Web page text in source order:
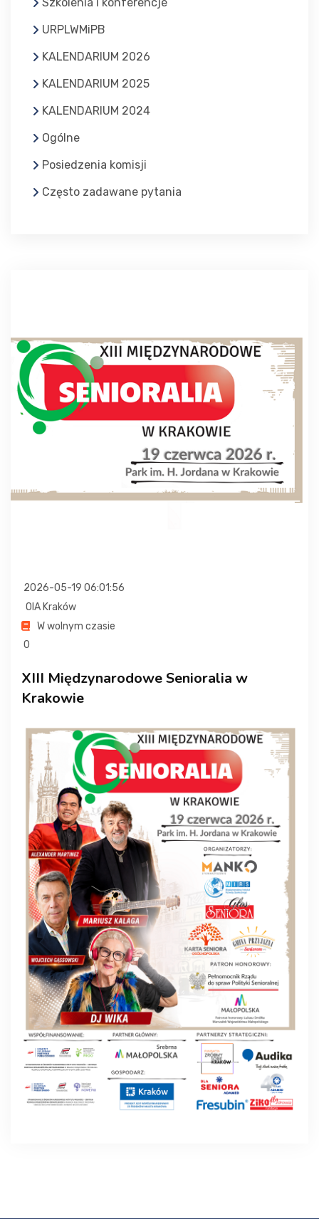
URPLWMiPB
KALENDARIUM 2026
KALENDARIUM 2025
KALENDARIUM 2024
Ogólne
Posiedzenia komisji
Często zadawane pytania
2026-05-19 06:01:56
OIA Kraków
W wolnym czasie
0
XIII Międzynarodowe Senioralia w
Krakowie